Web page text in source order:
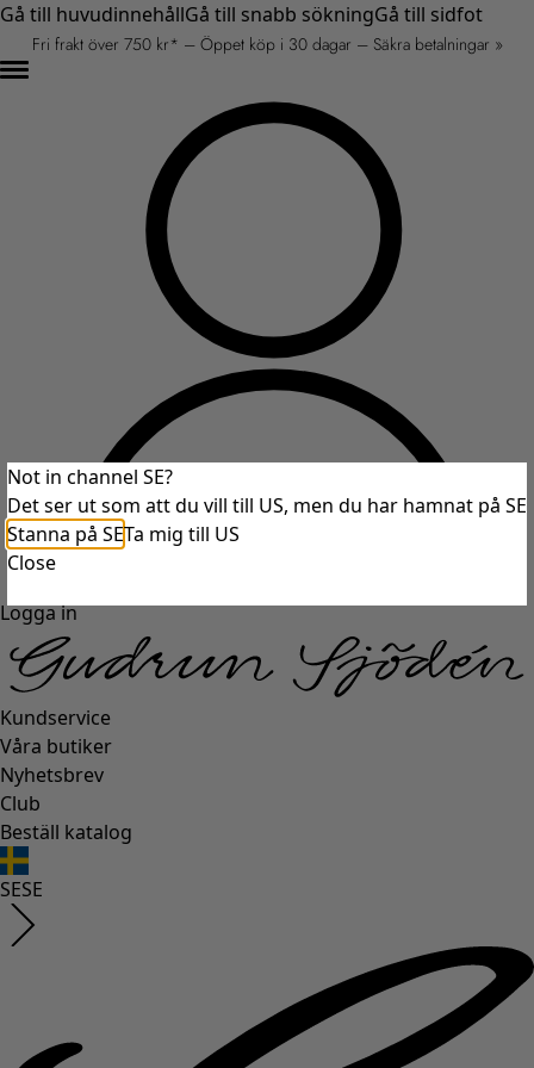
Gå till huvudinnehållGå till snabb sökningGå till sidfot
Fri frakt över 750 kr* – Öppet köp i 30 dagar – Säkra betalningar »
Logga in
Kundservice
Våra butiker
Nyhetsbrev
Club
Beställ katalog
SESE
Not in channel SE?
Det ser ut som att du vill till US, men du har hamnat på SE
Stanna på SETa mig till US
Close